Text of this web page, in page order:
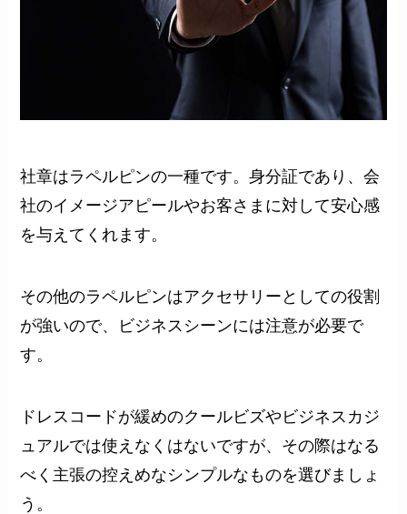
社章はラペルピンの一種です。身分証であり、会
社のイメージアピールやお客さまに対して安心感
を与えてくれます。
その他のラペルピンはアクセサリーとしての役割
が強いので、ビジネスシーンには注意が必要で
す。
ドレスコードが緩めのクールビズやビジネスカジ
ュアルでは使えなくはないですが、その際はなる
べく主張の控えめなシンプルなものを選びましょ
う。